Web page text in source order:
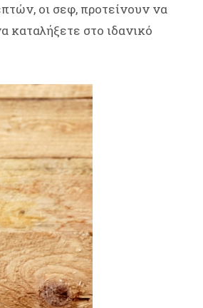
οι σεφ, προτείνουν να
καταλήξετε στο ιδανικό